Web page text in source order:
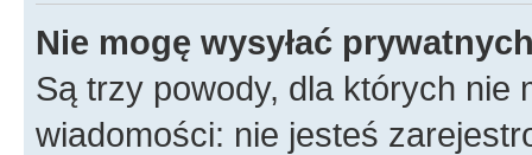
Nie mogę wysyłać
Są trzy powody, dla których nie
wiadomości: nie jesteś